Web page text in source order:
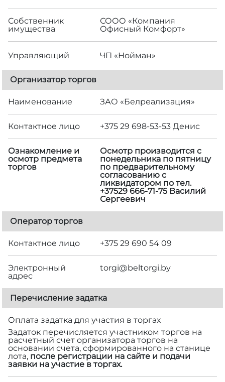
Собственник
имущества
СООО «Компания
Офисный Комфорт»
Управляющий ЧП «Нойман»
Организатор торгов
Наименование ЗАО «Белреализация»
Контактное лицо +375 29 698-53-53 Денис
Ознакомление и
осмотр предмета
торгов
Осмотр производится с
понедельника по пятницу
по предварительному
согласованию с
ликвидатором по тел.
+37529 666-71-75 Василий
Сергеевич
Оператор торгов
Контактное лицо +375 29 690 54 09
Электронный
адрес
torgi@beltorgi.by
Перечисление задатка
Оплата задатка для участия в торгах
Задаток перечисляется участником торгов на
расчетный счет организатора торгов на
основании счета, сформированного на станице
лота, после регистрации на сайте и подачи
заявки на участие в торгах.